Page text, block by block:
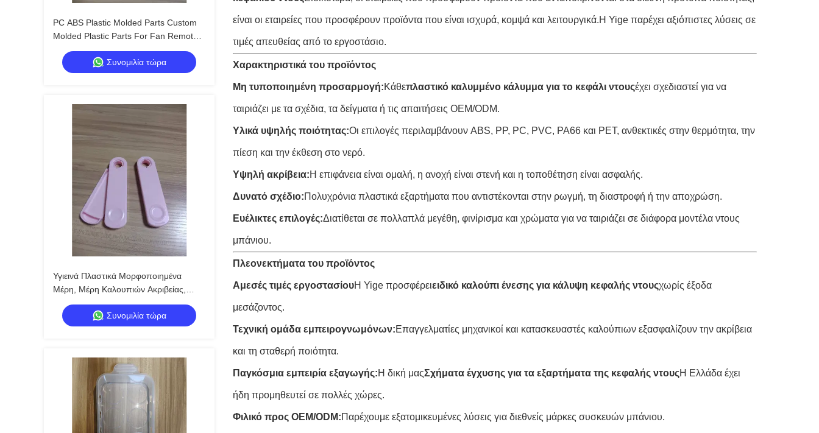
PC ABS Plastic Molded Parts Custom
Molded Plastic Parts For Fan Remote
Control
Συνομιλία τώρα
Υγιεινά Πλαστικά Μορφοποιημένα
Μέρη, Μέρη Καλουπιών Ακριβείας,
Φορητό Κουτί Αποθήκευσης Βαμβακιού
Συνομιλία τώρα
είναι οι εταιρείες που προσφέρουν προϊόντα που είναι ισχυρά, κομψά και λειτουργικά.Η Yige παρέχει αξιόπιστες λύσεις σε
τιμές απευθείας από το εργοστάσιο.
Χαρακτηριστικά του προϊόντος
Μη τυποποιημένη προσαρμογή:Κάθεπλαστικό καλυμμένο κάλυμμα για το κεφάλι ντουςέχει σχεδιαστεί για να
ταιριάζει με τα σχέδια, τα δείγματα ή τις απαιτήσεις OEM/ODM.
Υλικά υψηλής ποιότητας:Οι επιλογές περιλαμβάνουν ABS, PP, PC, PVC, PA66 και PET, ανθεκτικές στην θερμότητα, την
πίεση και την έκθεση στο νερό.
Υψηλή ακρίβεια:Η επιφάνεια είναι ομαλή, η ανοχή είναι στενή και η τοποθέτηση είναι ασφαλής.
Δυνατό σχέδιο:Πολυχρόνια πλαστικά εξαρτήματα που αντιστέκονται στην ρωγμή, τη διαστροφή ή την αποχρώση.
Ευέλικτες επιλογές:Διατίθεται σε πολλαπλά μεγέθη, φινίρισμα και χρώματα για να ταιριάζει σε διάφορα μοντέλα ντους
μπάνιου.
Πλεονεκτήματα του προϊόντος
Αμεσές τιμές εργοστασίουΗ Yige προσφέρειειδικό καλούπι ένεσης για κάλυψη κεφαλής ντουςχωρίς έξοδα
μεσάζοντος.
Τεχνική ομάδα εμπειρογνωμόνων:Επαγγελματίες μηχανικοί και κατασκευαστές καλούπιων εξασφαλίζουν την ακρίβεια
και τη σταθερή ποιότητα.
Παγκόσμια εμπειρία εξαγωγής:Η δική μαςΣχήματα έγχυσης για τα εξαρτήματα της κεφαλής ντουςΗ Ελλάδα έχει
ήδη προμηθευτεί σε πολλές χώρες.
Φιλικό προς OEM/ODM:Παρέχουμε εξατομικευμένες λύσεις για διεθνείς μάρκες συσκευών μπάνιου.